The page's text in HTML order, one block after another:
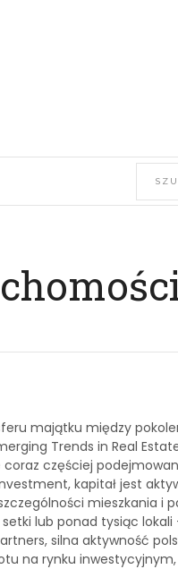
majątku między
Trends in Real
coraz częściej
kapitał jest
mieszkania i
lub ponad tysiąc lokali
silna aktywność
na rynku